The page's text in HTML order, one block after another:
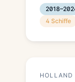
4 Schiffe